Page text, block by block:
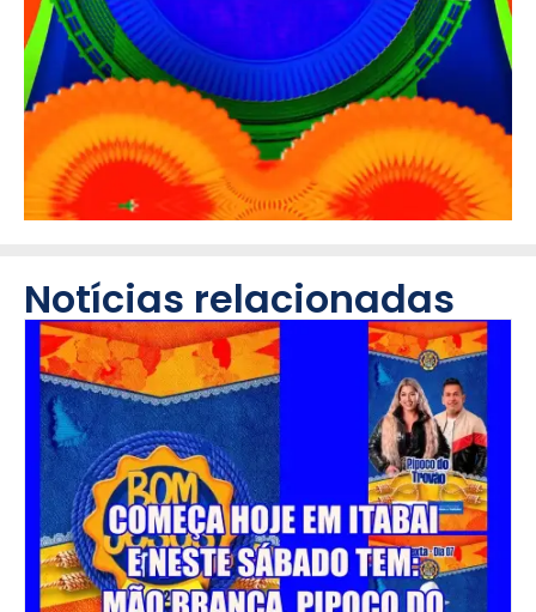
Notícias relacionadas